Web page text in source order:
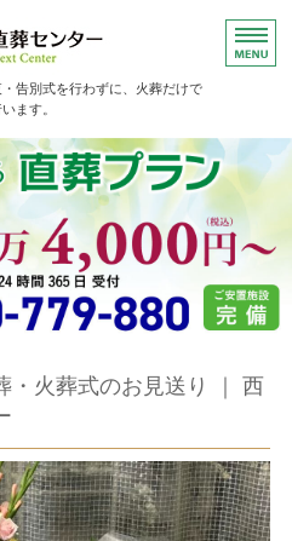
告別式を行わずに、火葬だけで
ます。
・火葬式のお見送り ｜ 西